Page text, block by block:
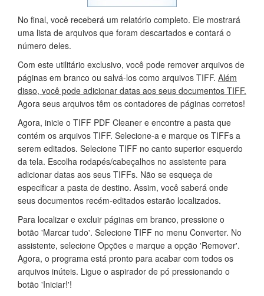
No final, você receberá um relatório completo. Ele mostrará
uma lista de arquivos que foram descartados e contará o
número deles.
Com este utilitário exclusivo, você pode remover arquivos de
páginas em branco ou salvá-los como arquivos TIFF. Além
disso, você pode adicionar datas aos seus documentos TIFF.
Agora seus arquivos têm os contadores de páginas corretos!
Agora, inicie o TIFF PDF Cleaner e encontre a pasta que
contém os arquivos TIFF. Selecione-a e marque os TIFFs a
serem editados. Selecione TIFF no canto superior esquerdo
da tela. Escolha rodapés/cabeçalhos no assistente para
adicionar datas aos seus TIFFs. Não se esqueça de
especificar a pasta de destino. Assim, você saberá onde
seus documentos recém-editados estarão localizados.
Para localizar e excluir páginas em branco, pressione o
botão 'Marcar tudo'. Selecione TIFF no menu Converter. No
assistente, selecione Opções e marque a opção 'Remover'.
Agora, o programa está pronto para acabar com todos os
arquivos inúteis. Ligue o aspirador de pó pressionando o
botão 'Iniciar!'!